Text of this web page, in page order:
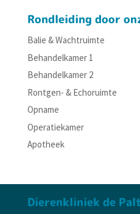
Rondleiding door
Balie & Wachtruimte
Behandelkamer 1
Behandelkamer 2
Rontgen- & Echoruimte
Opname
Operatiekamer
Apotheek
Dierenkliniek de